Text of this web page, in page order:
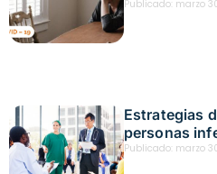
Publicado: marzo
Estrategias
personas
emocional)
Publicado: marzo